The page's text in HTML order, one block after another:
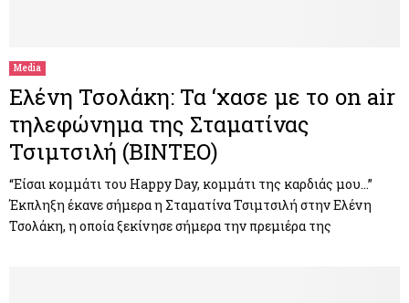
Media
Ελένη Τσολάκη: Τα ‘χασε με το on air
τηλεφώνημα της Σταματίνας
Τσιμτσιλή (ΒΙΝΤΕΟ)
“Είσαι κομμάτι του Happy Day, κομμάτι της καρδιάς μου…”
Έκπληξη έκανε σήμερα η Σταματίνα Τσιμτσιλή στην Ελένη
Τσολάκη, η οποία ξεκίνησε σήμερα την πρεμιέρα της